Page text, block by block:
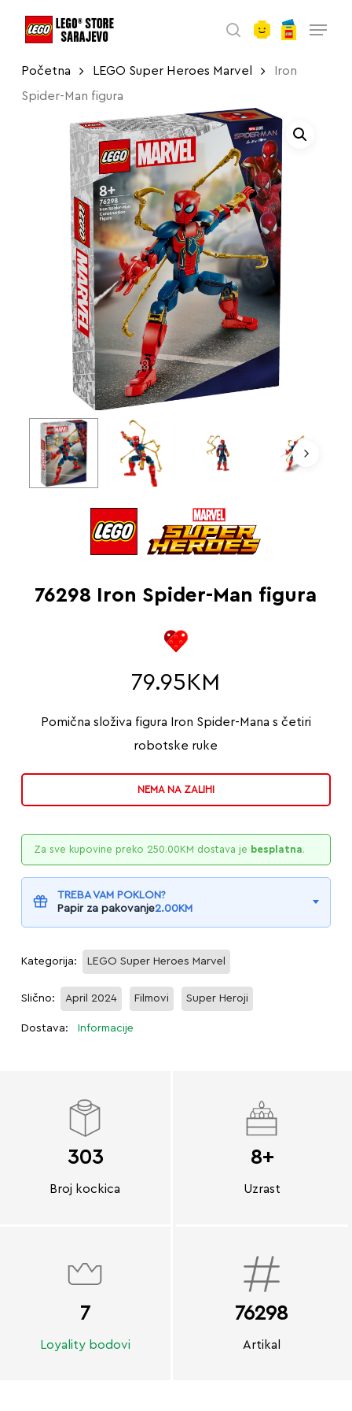
search
Početna LEGO Super Heroes Marvel Iron
Spider-Man figura
76298 Iron Spider-Man figura
79.95 KM
Pomična složiva figura Iron Spider-Mana s četiri
robotske ruke
NEMA NA ZALIHI
Za sve kupovine preko 250.00KM dostava je besplatna.
TREBA VAM POKLON?
Papir za pakovanje2.00KM
Kategorija: LEGO Super Heroes Marvel
Slično: April 2024 Filmovi Super Heroji
Dostava: Informacije
303
Broj kockica
8+
Uzrast
7
Loyality bodovi
76298
Artikal